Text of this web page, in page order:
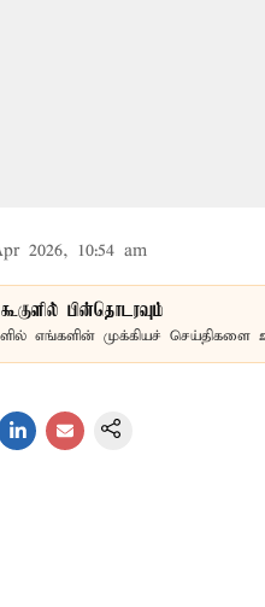
2026, 10:54 am
பின்தொடரவும்
எங்களின் முக்கியச் செய்திகளை